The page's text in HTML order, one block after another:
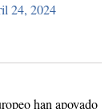
24, 2024
han apoyado